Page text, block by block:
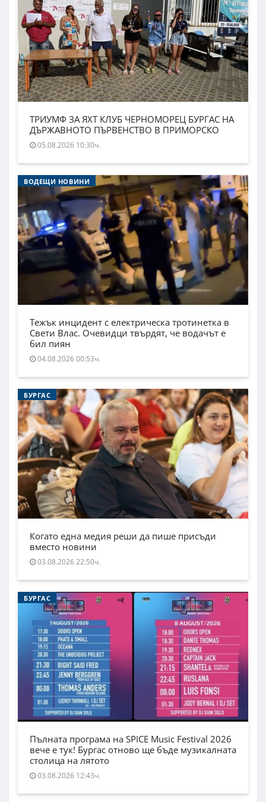
ТРИУМФ ЗА ЯХТ КЛУБ ЧЕРНОМОРЕЦ БУРГАС НА
ДЪРЖАВНОТО ПЪРВЕНСТВО В ПРИМОРСКО
05.08.2026 10:30ч.
ВОДЕЩИ НОВИНИ
Тежък инцидент с електрическа тротинетка в
Свети Влас. Очевидци твърдят, че водачът е
бил пиян
04.08.2026 00:53ч.
БУРГАС
Когато една медия реши да пише присъди
вместо новини
03.08.2026 22:50ч.
БУРГАС
Пълната програма на SPICE Music Festival 2026
вече е тук! Бургас отново ще бъде музикалната
столица на лятото
03.08.2026 12:43ч.